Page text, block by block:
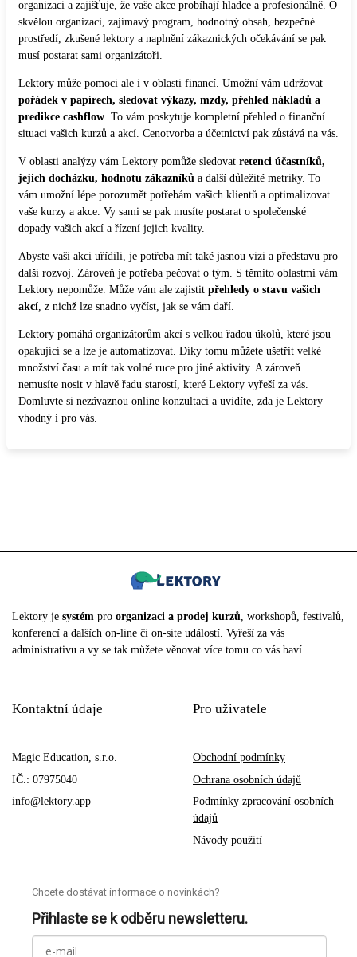
organizaci a zajišťuje, že vaše akce probíhají hladce a profesionálně. O
skvělou organizaci, zajímavý program, hodnotný obsah, bezpečné
prostředí, zkušené lektory a naplnění zákaznických očekávání se pak
musí postarat sami organizátoři.
Lektory může pomoci ale i v oblasti financí. Umožní vám udržovat
pořádek v papírech, sledovat výkazy, mzdy, přehled nákladů a
predikce cashflow . To vám poskytuje kompletní přehled o finanční
situaci vašich kurzů a akcí. Cenotvorba a účetnictví pak zůstává na vás.
V oblasti analýzy vám Lektory pomůže sledovat retenci účastníků,
jejich docházku, hodnotu zákazníků a další důležité metriky. To
vám umožní lépe porozumět potřebám vašich klientů a optimalizovat
vaše kurzy a akce. Vy sami se pak musíte postarat o společenské
dopady vašich akcí a řízení jejich kvality.
Abyste vaši akci uřídili, je potřeba mít také jasnou vizi a představu pro
další rozvoj. Zároveň je potřeba pečovat o tým. S těmito oblastmi vám
Lektory nepomůže. Může vám ale zajistit přehledy o stavu vašich
akcí , z nichž lze snadno vyčíst, jak se vám daří.
Lektory pomáhá organizátorům akcí s velkou řadou úkolů, které jsou
opakující se a lze je automatizovat. Díky tomu můžete ušetřit velké
množství času a mít tak volné ruce pro jiné aktivity. A zároveň
nemusíte nosit v hlavě řadu starostí, které Lektory vyřeší za vás.
Domluvte si nezávaznou online konzultaci a uvidíte, zda je Lektory
vhodný i pro vás.
Lektory je systém pro organizaci a prodej kurzů, workshopů, festivalů,
konferencí a dalších on-line či on-site událostí. Vyřeší za vás
administrativu a vy se tak můžete věnovat více tomu co vás baví.
Kontaktní údaje
Magic Education, s.r.o.
IČ.: 07975040
info@lektory.app
Pro uživatele
Obchodní podmínky
Ochrana osobních údajů
Podmínky zpracování osobních
údajů
Návody použití
Chcete dostávat informace o novinkách?
Přihlaste se k odběru newsletteru.